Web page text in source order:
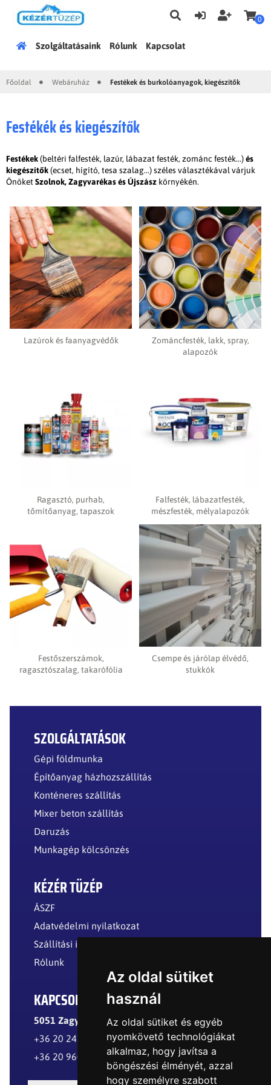
Az oldal sütiket
használ
Az oldal sütiket és egyéb
nyomkövető technológiákat
alkalmaz, hogy javítsa a
böngészési élményét, azzal
hogy személyre szabott
0
FőoldalSzolgáltatásaink Rólunk Kapcsolat
Főoldal Webáruház Festékek és burkolóanyagok, kiegészítők
Festékék és kiegészítők
Festékek(beltéri falfesték, lazúr, lábazat festék, zománc festék...)és
kiegészítők(ecset, hígító, tesa szalag...) széles választékával várjuk
Önöket Szolnok, Zagyvarékas ésÚjszász környékén.
Lazúrok és faanyagvédők
Zománcfesték, lakk, spray,
alapozók
Ragasztó, purhab,
tőmítőanyag, tapaszok
Falfesték, lábazatfesték,
mészfesték, mélyalapozók
Festőszerszámok,
ragasztószalag, takarófólia
Csempe és járólap élvédő,
stukkók
SZOLGÁLTATÁSOK
Gépi földmunka
Építőanyag házhozszállítás
Konténeres szállítás
Mixer beton szállítás
Daruzás
Munkagép kölcsönzés
KÉZÉR TÜZÉP
ÁSZF
Adatvédelmi nyilatkozat
Szállítási információk
Rólunk
KAPCSOLAT
5051 Zagyvarékas, Külterület
+36 20 241 8299
+36 20 960 8977